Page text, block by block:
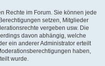
Rechte im Forum. Sie können jede
setzen, Mitglieder
vergeben usw. Die
davon abhängig, welche
ein anderer Administrator erteilt
haben,
wurde.